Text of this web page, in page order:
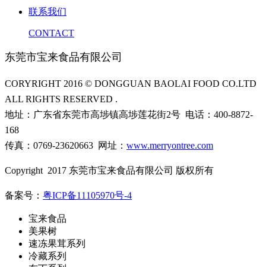
联系我们
CONTACT
东莞市宝来食品有限公司
CORYRIGHT 2016 © DONGGUAN BAOLAI FOOD CO.LTD
ALL RIGHTS RESERVED .
地址：广东省东莞市高埗镇高埗莲花街2号 电话：400-8872-
168
传真：0769-23620663 网址： www.merryontree.com
Copyright 2017 东莞市宝来食品有限公司 版权所有
备案号： 粤ICP备11105970号-4
宝来食品
美果树
速冻果茸系列
冷藏系列